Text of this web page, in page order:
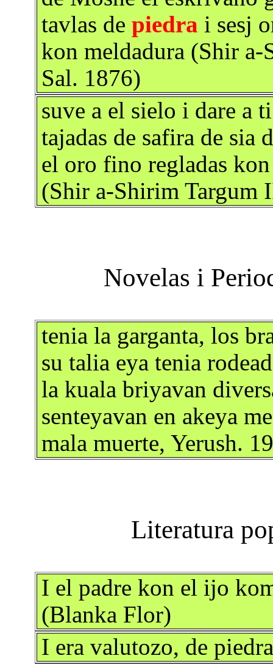
tavlas depiedra i sesj
kon meldadura (Shir
Sal. 1876)
suve a el sielo i dare a
tajadas de safira de sia
el oro fino regladas
(Shir a-Shirim Targum
tenia la garganta, los
su talia eya tenia
la kuala briyavan
senteyavan en akeya
mala muerte, Yerush.
I el padre kon el ijo
(Blanka Flor)
I era valutozo, de